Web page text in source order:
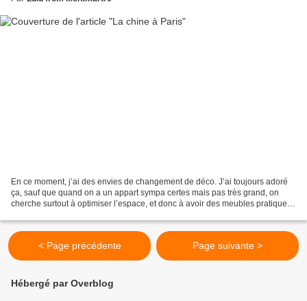
En ce moment, j’ai des envies de changement de déco. J’ai toujours adoré
ça, sauf que quand on a un appart sympa certes mais pas très grand, on
cherche surtout à optimiser l’espace, et donc à avoir des meubles pratiques,
< Page précédente Page suivante >
Hébergé par Overblog